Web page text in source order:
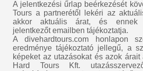
A jelentkezési űrlap beérkezését
Tours a partnerétől lekéri az
akkor aktuális árat, és ennek
jelentkezőt emailben tájékoztatja.
A divehardtours.com honlapon
eredménye tájékoztató jellegű, a
képeket az utazásokat és azok
Hard Tours Kft.